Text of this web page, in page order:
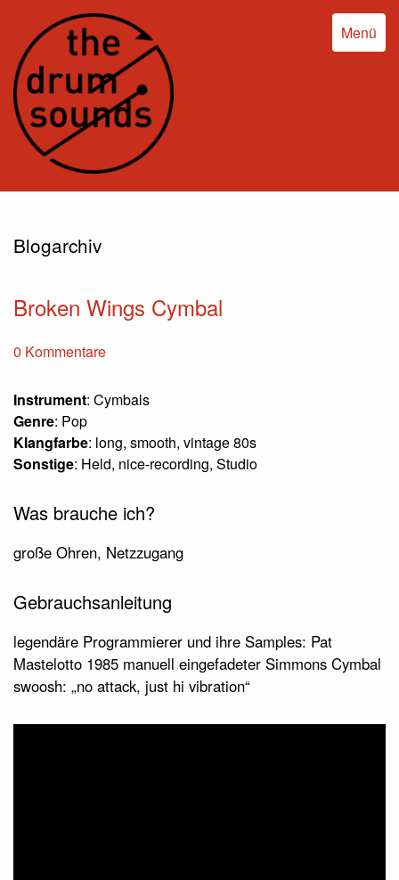
Menü
Blogarchiv
Broken Wings Cymbal
0 Kommentare
Instrument: Cymbals
Genre: Pop
Klangfarbe: long, smooth, vintage 80s
Sonstige: Held, nice-recording, Studio
Was brauche ich?
große Ohren, Netzzugang
Gebrauchsanleitung
legendäre Programmierer und ihre Samples: Pat
Mastelotto 1985 manuell eingefadeter Simmons Cymbal
swoosh: „no attack, just hi vibration“